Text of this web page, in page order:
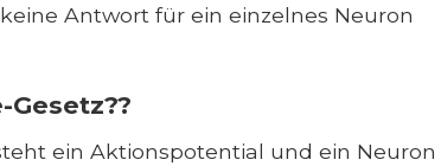
Antwort für ein einzelnes Neuron
ein Aktionspotential und ein Neuron